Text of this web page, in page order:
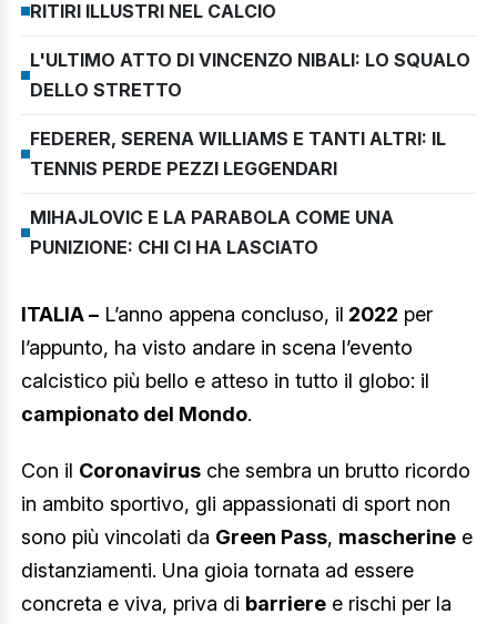
RITIRI ILLUSTRI NEL CALCIO
L'ULTIMO ATTO DI VINCENZO NIBALI: LO SQUALO
DELLO STRETTO
FEDERER, SERENA WILLIAMS E TANTI ALTRI: IL
TENNIS PERDE PEZZI LEGGENDARI
MIHAJLOVIC E LA PARABOLA COME UNA
PUNIZIONE: CHI CI HA LASCIATO
ITALIA – L’anno appena concluso, il 2022 per
l’appunto, ha visto andare in scena l’evento
calcistico più bello e atteso in tutto il globo: il
campionato del Mondo.
Con il Coronavirus che sembra un brutto ricordo
in ambito sportivo, gli appassionati di sport non
sono più vincolati da Green Pass, mascherine e
distanziamenti. Una gioia tornata ad essere
concreta e viva, priva di barriere e rischi per la